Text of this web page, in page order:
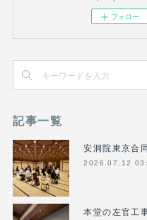
フォロー
記事一覧
安洞院東京合
2026.07.12
本堂の左官工